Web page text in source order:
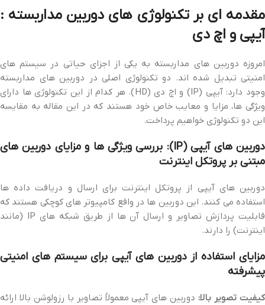
مقدمه‌ ای بر تکنولوژی‌ های دوربین مداربسته :
آیپی و اچ دی
امروزه دوربین‌ های مداربسته به یکی از اجزای حیاتی در سیستم‌ های
امنیتی تبدیل شده‌ اند. دو تکنولوژی اصلی در دوربین‌ های مداربسته
وجود دارد: آیپی (IP) و اچ‌ دی (HD). هر کدام از این تکنولوژی‌ ها دارای
ویژگی‌ ها، مزایا و معایب خاص خود هستند که در این مقاله به مقایسه
این دو تکنولوژی خواهیم پرداخت.
دوربین‌ های آیپی (IP): بررسی ویژگی‌ ها و مزایای دوربین‌ های
مبتنی بر پروتکل اینترنت
دوربین‌ های آیپی از پروتکل اینترنت برای ارسال و دریافت داده‌ ها
استفاده می‌ کنند. این دوربین‌ ها در واقع کامپیوتر های کوچکی هستند که
قابلیت پردازش تصاویر و ارسال آن‌ ها از طریق شبکه‌ های IP (مانند
اینترنت) را دارند.
مزایای استفاده از دوربین‌ های آیپی برای سیستم‌ های امنیتی
پیشرفته
کیفیت تصویر بالا:دوربین‌ های آیپی معمولاً تصاویر با رزولوشن بالا ارائه